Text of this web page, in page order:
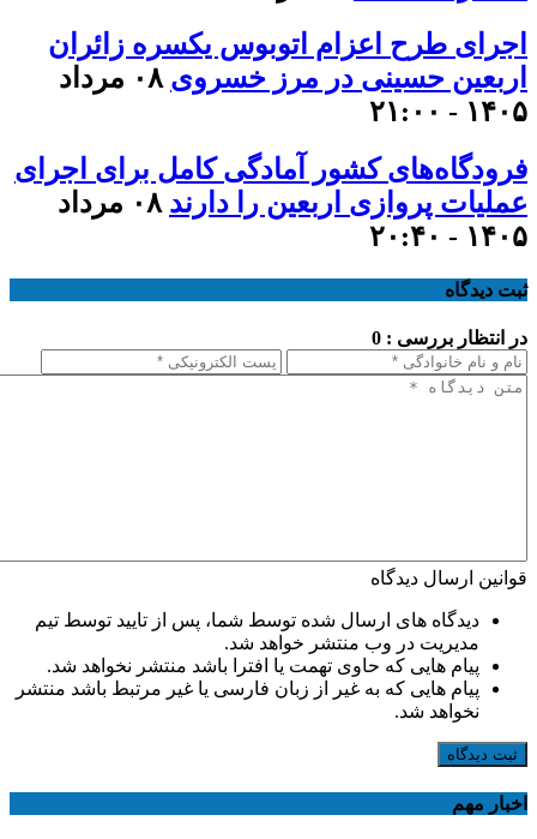
اجرای طرح اعزام اتوبوس یکسره زائران
اربعین حسینی در مرز خسروی
۰۸ مرداد
۱۴۰۵ - ۲۱:۰۰
فرودگاه‌های کشور آمادگی کامل برای اجرای
عملیات پروازی اربعین را دارند
۰۸ مرداد
۱۴۰۵ - ۲۰:۴۰
ثبت دیدگاه
در انتظار بررسی : 0
قوانین ارسال دیدگاه
دیدگاه های ارسال شده توسط شما، پس از تایید توسط تیم
مدیریت در وب منتشر خواهد شد.
پیام هایی که حاوی تهمت یا افترا باشد منتشر نخواهد شد.
پیام هایی که به غیر از زبان فارسی یا غیر مرتبط باشد منتشر
نخواهد شد.
ثبت دیدگاه
اخبار مهم